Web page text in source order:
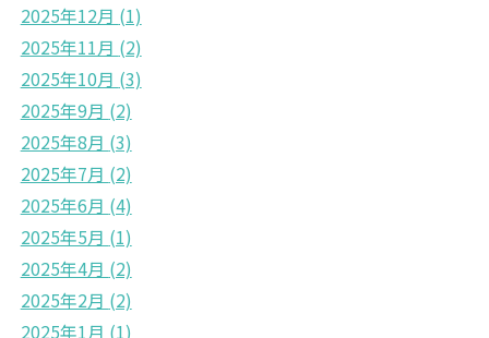
2025年12月 (1)
2025年11月 (2)
2025年10月 (3)
2025年9月 (2)
2025年8月 (3)
2025年7月 (2)
2025年6月 (4)
2025年5月 (1)
2025年4月 (2)
2025年2月 (2)
2025年1月 (1)